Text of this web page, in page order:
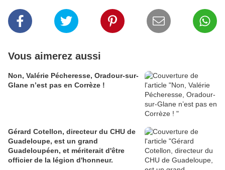
Vous aimerez aussi
Non, Valérie Pécheresse, Oradour-sur-
Glane n’est pas en Corrèze !
Gérard Cotellon, directeur du CHU de
Guadeloupe, est un grand
Guadeloupéen, et mériterait d'être
officier de la légion d'honneur.